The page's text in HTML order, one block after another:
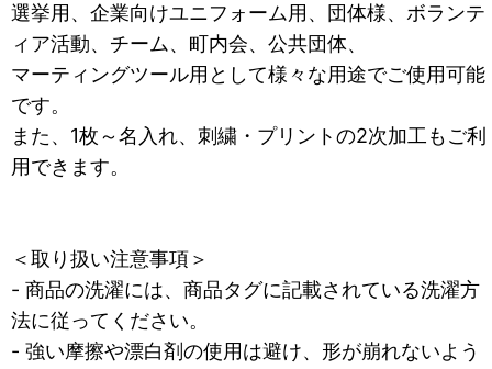
選挙用、企業向けユニフォーム用、団体様、ボランテ
ィア活動、チーム、町内会、公共団体、
マーティングツール用として様々な用途でご使用可能
です。
また、1枚～名入れ、刺繍・プリントの2次加工もご利
用できます。
＜取り扱い注意事項＞
- 商品の洗濯には、商品タグに記載されている洗濯方
法に従ってください。
- 強い摩擦や漂白剤の使用は避け、形が崩れないよう